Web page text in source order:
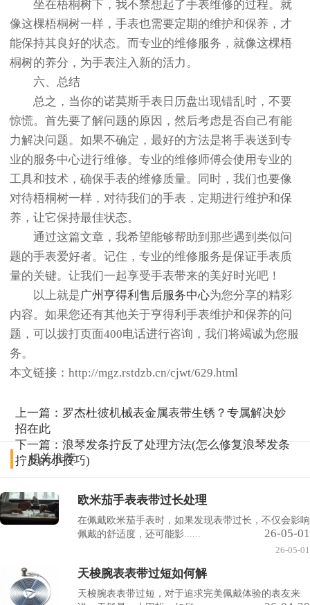
坐在梧桐树下，我不禁想起了手表维修的过程。就
像这棵梧桐树一样，手表也需要定期的维护和保养，才
能保持其良好的状态。而专业的维修服务，就像这棵梧
桐树的养分，为手表注入新的活力。
六、总结
总之，当你的诺莫斯手表日历盘出现错乱时，不要
惊慌。首先要了解问题的原因，然后考虑是否自己有能
力解决问题。如果不确定，最好的方法是将手表送到专
业的服务中心进行维修。专业的维修师傅会使用专业的
工具和技术，确保手表的维修质量。同时，我们也要像
对待梧桐树一样，对待我们的手表，定期进行维护和保
养，让它保持最佳状态。
通过这篇文章，我希望能够帮助到那些遇到类似问
题的手表爱好者。记住，专业的维修服务是保证手表质
量的关键。让我们一起享受手表带来的美好时光吧！
以上就是广州亨得利售后服务中心为您分享的精彩
内容。如果您还有其他关于亨得利手表维护和保养的问
题，可以拨打页面400电话进行咨询，我们将竭诚为您服
务。
本文链接：http://mgz.rstdzb.cn/cjwt/629.html
上一篇： 罗杰杜彼机械表金属表带生锈？专属解决妙
招在此
下一篇：浪琴发条拧反了处理方法(怎么修复浪琴发条
拧反的小技巧)
相关推荐
欧米茄手表表带过长处理
在佩戴欧米茄手表时，如果发现表带过长，不仅会影响
佩戴的舒适度，还可能影......
26-05-01
26-05-01
天梭腕表表带过短如何解
天梭腕表表带过短，对于追求完美佩戴体验的表友来